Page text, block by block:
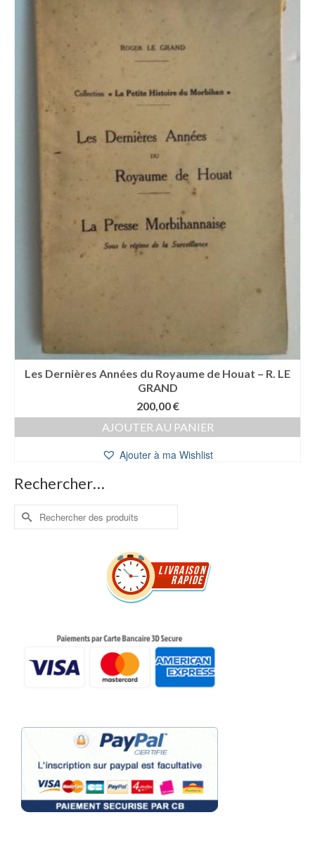
Les Dernières Années du Royaume de Houat – R. LE
GRAND
200,00€
AJOUTER AU PANIER
Ajouter à ma Wishlist
Rechercher…
Rechercher :